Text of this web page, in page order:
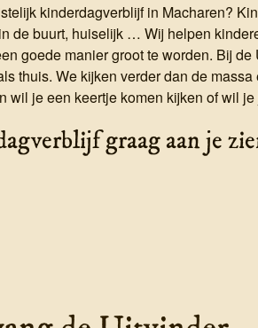
kinderdagverblijf in Macharen?
de buurt, huiselijk … Wij helpen
goede manier groot te worden. Bij
thuis. We kijken verder dan de
wil je een keertje komen kijken of wil
graag aan je